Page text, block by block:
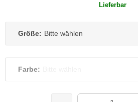
Lieferbar
Größe: Bitte wählen
Farbe: